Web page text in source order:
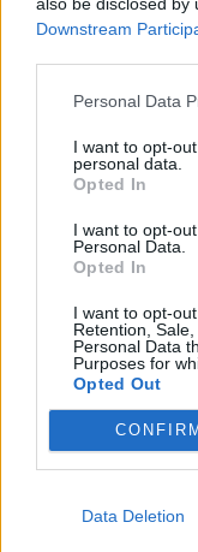
Downstream
Personal Data
I want to opt-
personal data.
Opted In
I want to opt-
Personal Data.
Opted In
I want to opt-
Retention,
Personal Data
Purposes for
Opted Out
CONFIRM
Data Deletion